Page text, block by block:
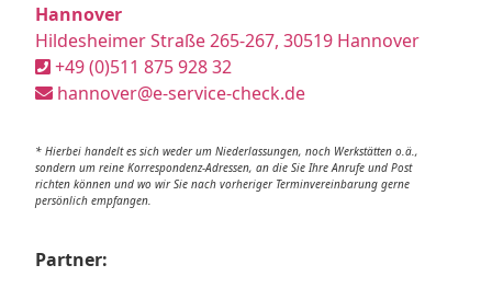
Hannover
Hildesheimer Straße 265-267, 30519 Hannover
+49 (0)511 875 928 32
hannover@e-service-check.de
* Hierbei handelt es sich weder um Niederlassungen, noch Werkstätten o.ä.,
sondern um reine Korrespondenz-Adressen, an die Sie Ihre Anrufe und Post
richten können und wo wir Sie nach vorheriger Terminvereinbarung gerne
persönlich empfangen.
Partner: